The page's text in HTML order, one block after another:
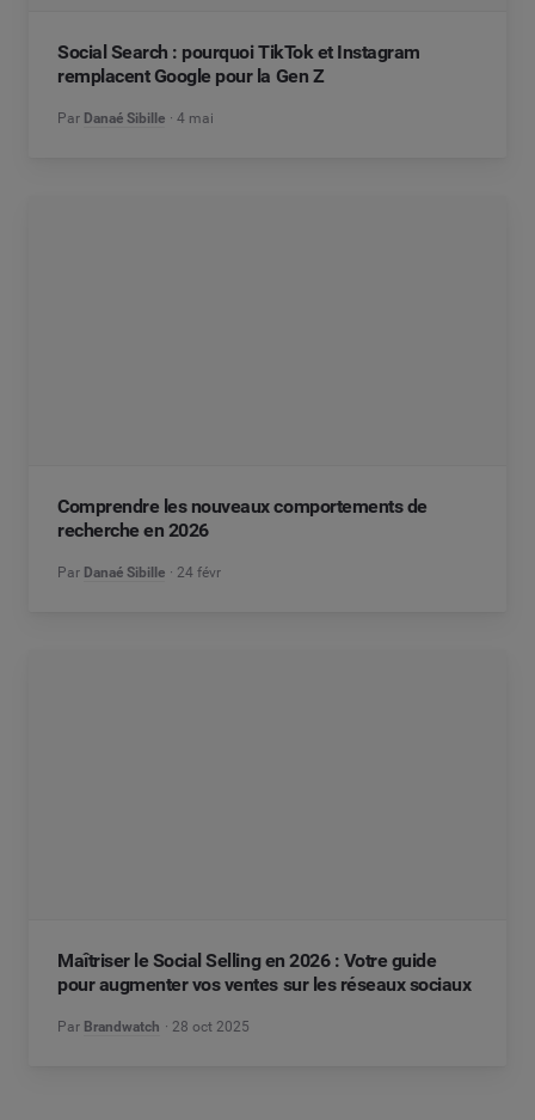
Social Search : pourquoi TikTok et Instagram
remplacent Google pour la Gen Z
Par Danaé Sibille 4 mai
Comprendre les nouveaux comportements de
recherche en 2026
Par Danaé Sibille 24 févr
Maîtriser le Social Selling en 2026 : Votre guide
pour augmenter vos ventes sur les réseaux sociaux
Par Brandwatch 28 oct 2025